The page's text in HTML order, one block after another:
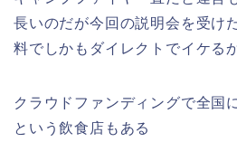
長いのだが今回の説明会を受け
料でしかもダイレクトでイケる
クラウドファンディングで全国
という飲食店もある